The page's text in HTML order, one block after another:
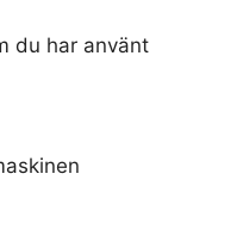
du har använt